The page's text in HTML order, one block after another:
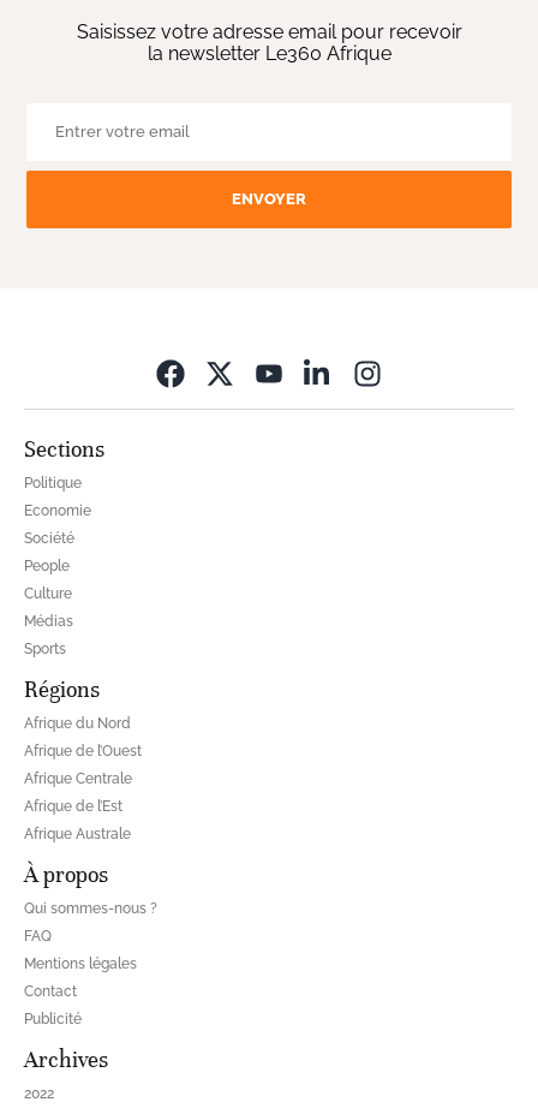
Saisissez votre adresse email pour recevoir
la newsletter Le360 Afrique
ENVOYER
Sections
Politique
Economie
Société
People
Culture
Médias
Sports
Régions
Afrique du Nord
Afrique de l’Ouest
Afrique Centrale
Afrique de l’Est
Afrique Australe
À propos
Qui sommes-nous ?
FAQ
Mentions légales
Contact
Publicité
Archives
2022